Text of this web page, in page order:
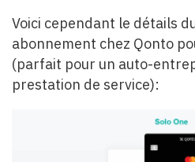
Voici cependant le détails
abonnement chez Qonto
(parfait pour un auto-
prestation de service):